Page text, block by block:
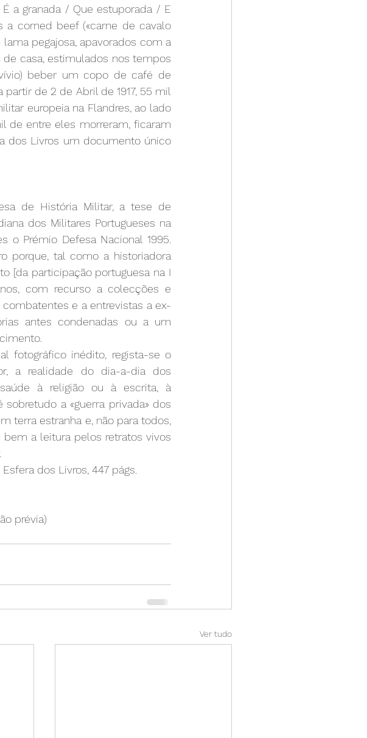
a granada / Que estuporada / E
corned beef («carne de cavalo
pegajosa, apavorados com a
casa, estimulados nos tempos
beber um copo de café de
de 2 de Abril de 1917, 55 mil
europeia na Flandres, ao lado
de entre eles morreram, ficaram
dos Livros um documento único
de História Militar, a tese de
dos Militares Portugueses na
o Prémio Defesa Nacional 1995.
porque, tal como a historiadora
[da participação portuguesa na I
com recurso a colecções e
e a entrevistas a ex-
antes condenadas ou a um
fotográfico inédito, regista-se o
a realidade do dia-a-dia dos
à religião ou à escrita, à
a «guerra privada» dos
terra estranha e, não para todos,
bem a leitura pelos retratos vivos
dos Livros, 447 págs.
prévia)
Ver tudo